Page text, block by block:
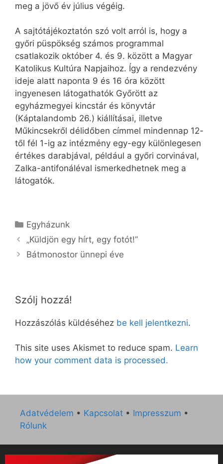
meg a jövő év július végéig.
A sajtótájékoztatón szó volt arról is, hogy a
győri püspökség számos programmal
csatlakozik október 4. és 9. között a Magyar
Katolikus Kultúra Napjaihoz. Így a rendezvény
ideje alatt naponta 9 és 16 óra között
ingyenesen látogathatók Győrött az
egyházmegyei kincstár és könyvtár
(Káptalandomb 26.) kiállításai, illetve
Műkincsekről délidőben címmel mindennap 12-
től fél 1-ig az intézmény egy-egy különlegesen
értékes darabjával, például a győri corvinával,
Zalka-antifonáléval ismerkedhetnek meg a
látogatók.
Kategória
Egyházunk
„Küldjön egy hírt, egy fotót!”
Bátmonostor ünnepi éve
Szólj hozzá!
Hozzászólás küldéséhez be kell jelentkezni.
This site uses Akismet to reduce spam. Learn
how your comment data is processed.
Adatvédelem • Kapcsolat • Impresszum •
Rólunk